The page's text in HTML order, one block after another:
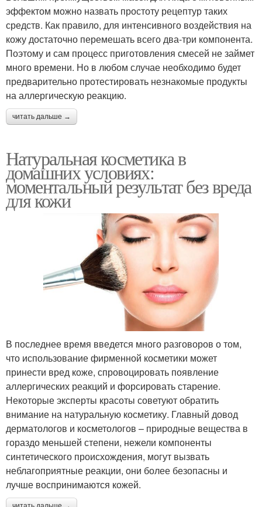
эффектом можно назвать простоту рецептур таких
средств. Как правило, для интенсивного воздействия на
кожу достаточно перемешать всего два-три компонента.
Поэтому и сам процесс приготовления смесей не займет
много времени. Но в любом случае необходимо будет
предварительно протестировать незнакомые продукты
на аллергическую реакцию.
читать дальше →
Натуральная косметика в
домашних условиях:
моментальный результат без вреда
для кожи
В последнее время введется много разговоров о том,
что использование фирменной косметики может
принести вред коже, спровоцировать появление
аллергических реакций и форсировать старение.
Некоторые эксперты красоты советуют обратить
внимание на натуральную косметику. Главный довод
дерматологов и косметологов – природные вещества в
гораздо меньшей степени, нежели компоненты
синтетического происхождения, могут вызвать
неблагоприятные реакции, они более безопасны и
лучше воспринимаются кожей.